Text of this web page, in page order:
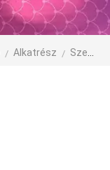
Alkatrész Személyautó alkatrész